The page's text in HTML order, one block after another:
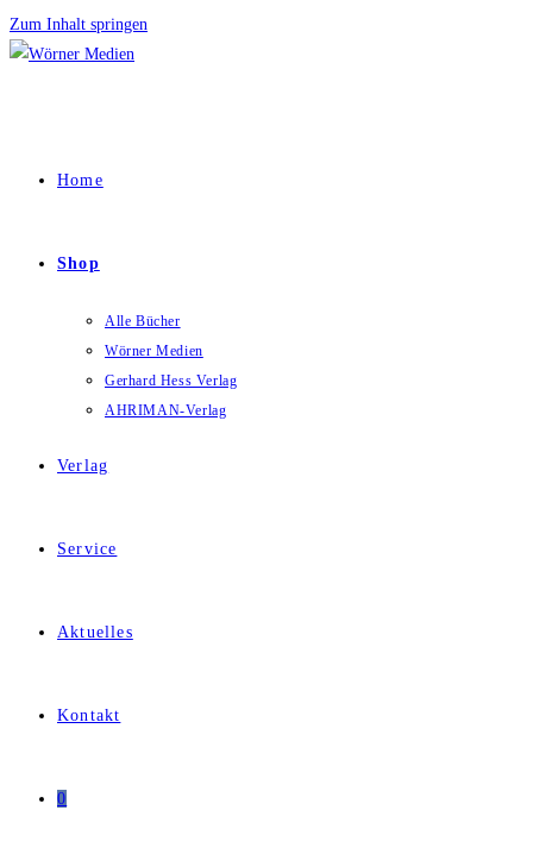
Zum Inhalt springen
Home
Shop
Alle Bücher
Wörner Medien
Gerhard Hess Verlag
AHRIMAN-Verlag
Verlag
Service
Aktuelles
Kontakt
0